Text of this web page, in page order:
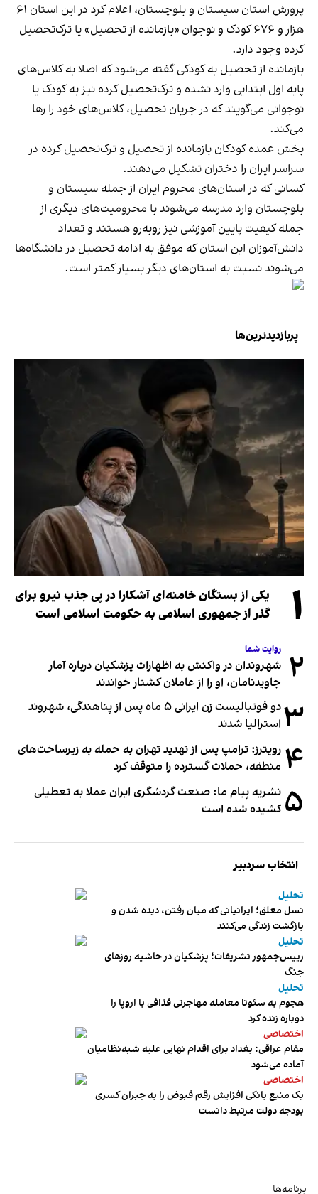
پرورش استان سیستان و بلوچستان، اعلام کرد در این استان ۶۱
هزار و ۶۷۶ کودک و نوجوان «بازمانده از تحصیل» یا ترک‌تحصیل‌
کرده وجود دارد.
بازمانده از تحصیل به کودکی گفته می‌شود که اصلا به کلاس‌های
پایه اول ابتدایی وارد نشده و ترک‌تحصیل‌ کرده نیز به کودک یا
نوجوانی می‌گویند که در جریان تحصیل، کلاس‌های خود را رها
می‌کند.
بخش عمده کودکان بازمانده از تحصیل و ترک‌تحصیل‌ کرده‌ در
سراسر ایران را دختران تشکیل می‌دهند.
کسانی که در استان‌های محروم ایران از جمله سیستان و
بلوچستان وارد مدرسه می‌شوند با محرومیت‌های دیگری از
جمله کیفیت پایین آموزشی نیز روبه‌رو هستند و تعداد
دانش‌آموزان این استان که موفق به ادامه تحصیل در دانشگاه‌ها
می‌شوند نسبت به استان‌های دیگر بسیار کمتر است.
پربازدیدترین‌ها
۱
یکی از بستگان خامنه‌ای آشکارا در پی جذب نیرو برای
گذر از جمهوری اسلامی به حکومت اسلامی است
۲ روایت شما
شهروندان در واکنش به اظهارات پزشکیان درباره آمار
جاویدنامان، او را از عاملان کشتار خواندند
۳
دو فوتبالیست زن ایرانی ۵ ماه پس از پناهندگی، شهروند
استرالیا شدند
۴ رویترز: ترامپ پس از تهدید تهران به حمله به زیرساخت‌های
منطقه، حملات گسترده را متوقف کرد
۵ نشریه پیام ما: صنعت گردشگری ایران عملا به تعطیلی
کشیده شده است
انتخاب سردبیر
تحلیل
نسل معلق؛ ایرانیانی که میان رفتن، دیده شدن و
بازگشت زندگی می‌کنند
تحلیل
رییس‌جمهور تشریفات؛ پزشکیان در حاشیه روزهای
جنگ
تحلیل
هجوم به سئوتا معامله مهاجرتی قذافی با اروپا را
دوباره زنده کرد
اختصاصی
مقام عراقی: بغداد برای اقدام نهایی علیه شبه‌نظامیان
آماده می‌شود
اختصاصی
یک منبع بانکی افزایش رقم قبوض را به جبران کسری
بودجه دولت مرتبط دانست
برنامه‌ها